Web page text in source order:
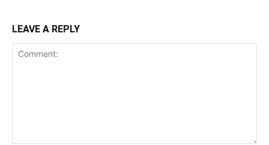
LEAVE A REPLY